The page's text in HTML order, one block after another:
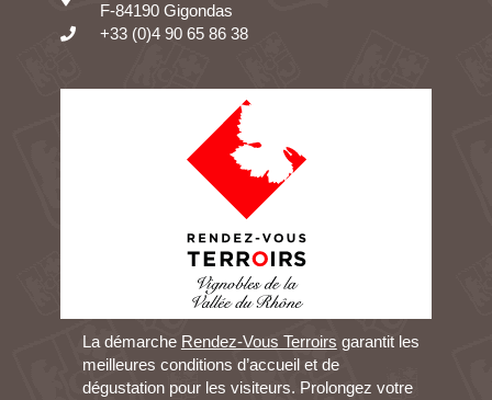
F-84190 Gigondas
+33 (0)4 90 65 86 38
La démarche Rendez-Vous Terroirs garantit les
meilleures conditions d’accueil et de
dégustation pour les visiteurs. Prolongez votre